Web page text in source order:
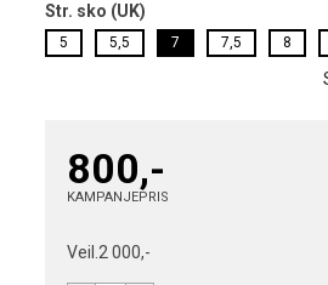
Str. sko (UK)
5 5,5 7 7,5 8
800,-
KAMPANJEPRIS
Veil. 2 000,-